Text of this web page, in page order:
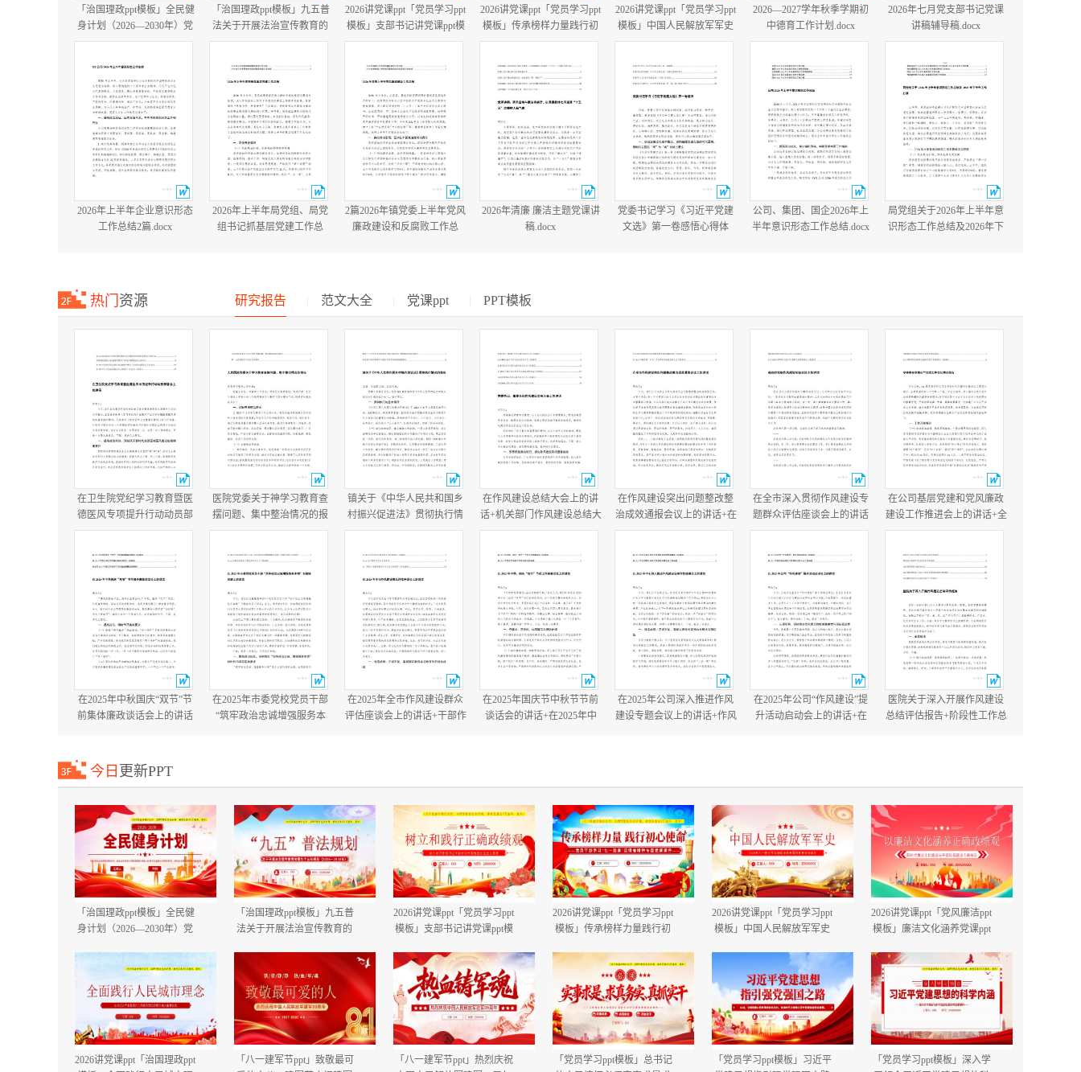
「治国理政ppt模板」全民健
身计划（2026—2030年）党
课ppt模板「带完整内
「治国理政ppt模板」九五普
法关于开展法治宣传教育的
第九个五年规划（2026－
2026讲党课ppt「党员学习ppt
模板」支部书记讲党课ppt模
板「带完整内容」.pptx
2026讲党课ppt「党员学习ppt
模板」传承榜样力量践行初
心使命PP学习“七一勋章”获
整内容」.pptx
2026讲党课ppt「党员学习ppt
模板」中国人民解放军军史
建军99周年八一建军节国防
整内容】.pptx
2026—2027学年秋季学期初
中德育工作计划.docx
2026年七月党支部书记党课
讲稿辅导稿.docx
2026年上半年企业意识形态
工作总结2篇.docx
2026年上半年局党组、局党
组书记抓基层党建工作总
2篇2026年镇党委上半年党风
廉政建设和反腐败工作总
2026年清廉 廉洁主题党课讲
稿.docx
党委书记学习《习近平党建
文选》第一卷感悟心得体
公司、集团、国企2026年上
半年意识形态工作总结.docx
局党组关于2026年上半年意
识形态工作总结及2026年下
热门 资源 研究报告 范文大全 党课ppt PPT模板
在卫生院党纪学习教育暨医
德医风专项提升行动动员部
署会上的讲话在医院医德医
署会议上的讲话.docx
医院党委关于神学习教育查
摆问题、集中整治情况的报
告+医院学习教育总结报
镇关于《中华人民共和国乡
村振兴促进法》贯彻执行情
况的报告+乡党委书记任职两
报告.docx
在作风建设总结大会上的讲
话+机关部门作风建设总结大
会主持词.docx
在作风建设突出问题整改整
治成效通报会议上的讲话+在
作风建设总结大会上的讲
在全市深入贯彻作风建设专
题群众评估座谈会上的讲话
+县政府党组作风建设总结会
在公司基层党建和党风廉政
建设工作推进会上的讲话+全
镇落实全面从严治党主体责
在2025年中秋国庆“双节”节
前集体廉政谈话会上的讲话
在2025年市委党校党员干部
“筑牢政治忠诚增强服务本
在2025年全市作风建设群众
评估座谈会上的讲话+干部作
在2025年国庆节中秋节节前
谈话会的讲话+在2025年中
在2025年公司深入推进作风
建设专题会议上的讲话+作风
在2025年公司“作风建设”提
升活动启动会上的讲话+在
医院关于深入开展作风建设
总结评估报告+阶段性工作总
今日 更新PPT
「治国理政ppt模板」全民健
身计划（2026—2030年）党
「治国理政ppt模板」九五普
法关于开展法治宣传教育的
整内容」.pptx
2026讲党课ppt「党员学习ppt
模板」支部书记讲党课ppt模
2026讲党课ppt「党员学习ppt
模板」传承榜样力量践行初
得者精神党课ppt模板「带完
整内容」.pptx
2026讲党课ppt「党员学习ppt
模板」中国人民解放军军史
教育培训党课ppt模板【含完
整内容】.pptx
2026讲党课ppt「党风廉洁ppt
模板」廉洁文化涵养党课ppt
2026讲党课ppt「治国理政ppt
「八一建军节ppt」致敬最可
「八一建军节ppt」热烈庆祝
「党员学习ppt模板」总书记
「党员学习ppt模板」习近平
「党员学习ppt模板」深入学